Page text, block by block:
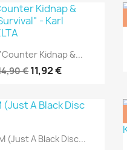
Aperçu rapide
Kidnap &...
€11,92 €
Aperçu rapide
(Just A Black Disc...